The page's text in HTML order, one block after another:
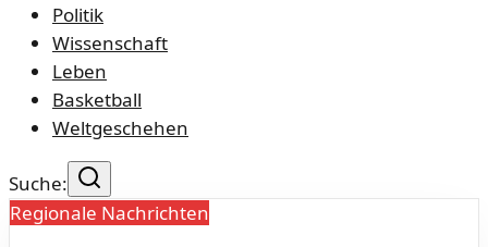
Politik
Wissenschaft
Leben
Basketball
Weltgeschehen
Suche:
Regionale Nachrichten